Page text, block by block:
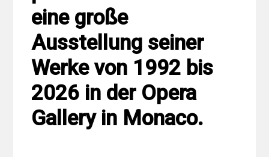
eine große
Ausstellung seiner
Werke von 1992 bis
2026 in der Opera
Gallery in Monaco.